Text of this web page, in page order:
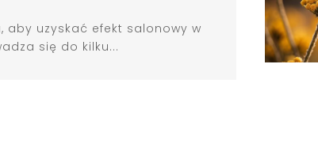
aby uzyskać efekt salonowy w
się do kilku...